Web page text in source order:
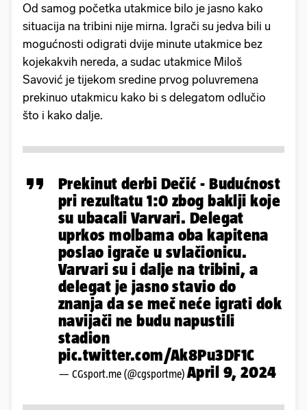
Od samog početka utakmice bilo je jasno kako
situacija na tribini nije mirna. Igrači su jedva bili u
mogućnosti odigrati dvije minute utakmice bez
kojekakvih nereda, a sudac utakmice Miloš
Savović je tijekom sredine prvog poluvremena
prekinuo utakmicu kako bi s delegatom odlučio
što i kako dalje.
Prekinut derbi Dečić - Budućnost
pri rezultatu 1:0 zbog baklji koje
su ubacali Varvari. Delegat
uprkos molbama oba kapitena
poslao igrače u svlačionicu.
Varvari su i dalje na tribini, a
delegat je jasno stavio do
znanja da se meč neće igrati dok
navijači ne budu napustili
stadion
pic.twitter.com/Ak8Pu3DF1C
— CGsport.me (@cgsportme) April 9, 2024